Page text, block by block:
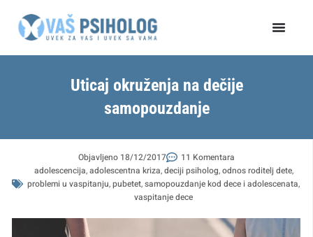
Uticaj okruženja na dečije
samopouzdanje
Objavljeno 18/12/2017
11 Komentara
adolescencija,adolescentna kriza,deciji psiholog,odnos roditelj dete,
problemi u vaspitanju,pubetet,samopouzdanje kod dece i adolescenata,
vaspitanje dece